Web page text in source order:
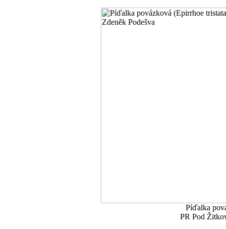
Píďalka
PR Pod